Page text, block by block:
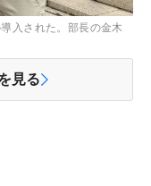
入された。部長の金木
見る